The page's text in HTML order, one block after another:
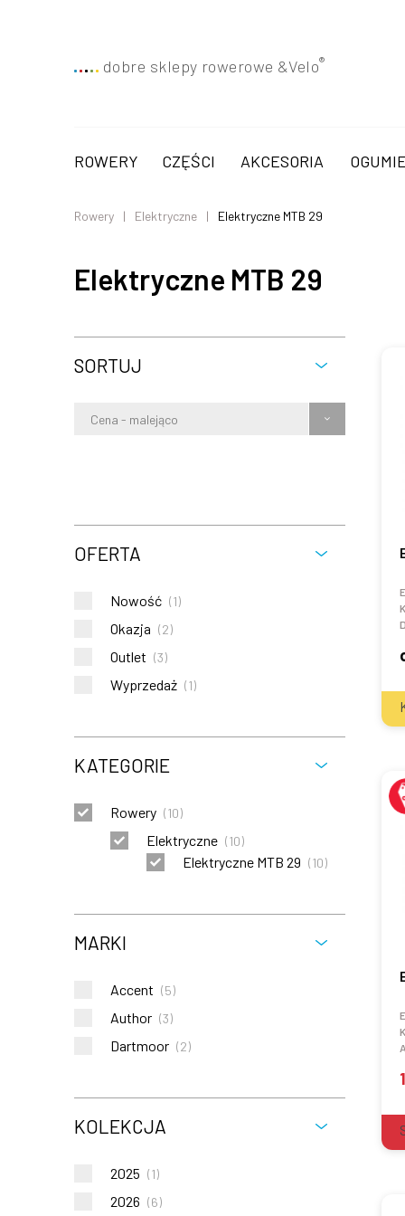
dobre sklepy rowerowe &Velo®
ROWERY CZĘŚCI AKCESORIA
Rowery Elektryczne Elektryczne MTB 29
Elektryczne MTB 29
SORTUJ
Cena - malejąco
OFERTA
Nowość (1)
Okazja (2)
Outlet (3)
Wyprzedaż (1)
KATEGORIE
Rowery (10)
Elektryczne (10)
Elektryczne MTB 29 (10)
MARKI
Accent (5)
Author (3)
Dartmoor (2)
KOLEKCJA
2025 (1)
2026 (6)